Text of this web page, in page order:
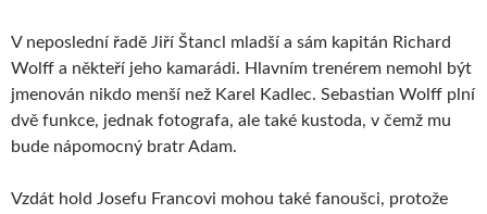
V neposlední řadě Jiří Štancl mladší a sám kapitán Richard
Wolff a někteří jeho kamarádi. Hlavním trenérem nemohl být
jmenován nikdo menší než Karel Kadlec. Sebastian Wolff plní
dvě funkce, jednak fotografa, ale také kustoda, v čemž mu
bude nápomocný bratr Adam.
Vzdát hold Josefu Francovi mohou také fanoušci, protože